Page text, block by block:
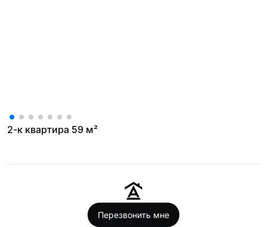
2-к квартира 59 м²
Перезвонить мне